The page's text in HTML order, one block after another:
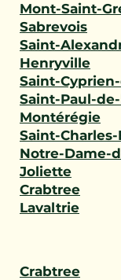
Mont-Saint-
Sabrevois
Saint-
Henryville
Saint-
Saint-Paul-
Montérégie
Saint-
Notre-Dame-
Joliette
Crabtree
Lavaltrie
Crabtree